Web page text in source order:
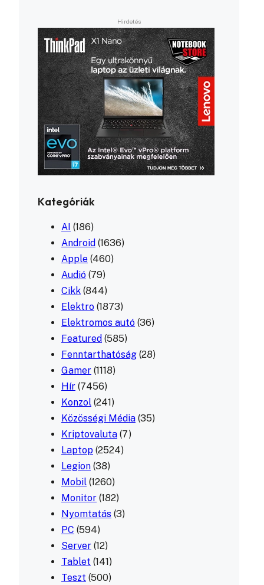
Kategóriák
AI (186)
Android (1636)
Apple (460)
Audió (79)
Cikk (844)
Elektro (1873)
Elektromos autó (36)
Featured (585)
Fenntarthatóság (28)
Gamer (1118)
Hír (7456)
Konzol (241)
Közösségi Média (35)
Kriptovaluta (7)
Laptop (2524)
Legion (38)
Mobil (1260)
Monitor (182)
Nyomtatás (3)
PC (594)
Server (12)
Tablet (141)
Teszt (500)